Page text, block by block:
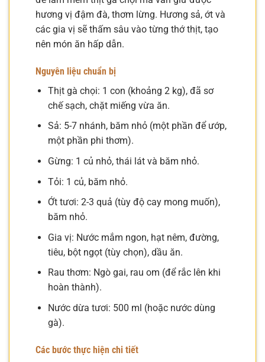
hương vị đậm đà, thơm lừng. Hương sả, ớt và
các gia vị sẽ thấm sâu vào từng thớ thịt, tạo
nên món ăn hấp dẫn.
Nguyên liệu chuẩn bị
Thịt gà chọi: 1 con (khoảng 2 kg), đã sơ
chế sạch, chặt miếng vừa ăn.
Sả: 5-7 nhánh, băm nhỏ (một phần để ướp,
một phần phi thơm).
Gừng: 1 củ nhỏ, thái lát và băm nhỏ.
Tỏi: 1 củ, băm nhỏ.
Ớt tươi: 2-3 quả (tùy độ cay mong muốn),
băm nhỏ.
Gia vị: Nước mắm ngon, hạt nêm, đường,
tiêu, bột ngọt (tùy chọn), dầu ăn.
Rau thơm: Ngò gai, rau om (để rắc lên khi
hoàn thành).
Nước dừa tươi: 500 ml (hoặc nước dùng
gà).
Các bước thực hiện chi tiết